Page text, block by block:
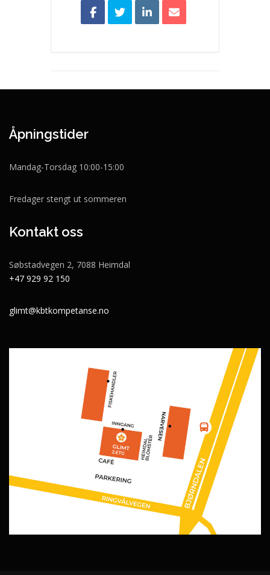
Åpningstider
Mandag-Torsdag 10:00-15:00
Fredager stengt ut sommeren
Kontakt oss
Søbstadvegen 2, 7088 Heimdal
+47 929 92 150
glimt@kbtkompetanse.no